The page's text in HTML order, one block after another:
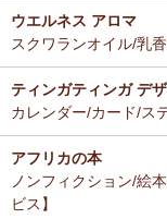
ウエルネス アロマ
スクワランオイル/乳
ティンガティンガ デ
カレンダー/カード/ス
アフリカの本
ノンフィクション/絵
ビス】